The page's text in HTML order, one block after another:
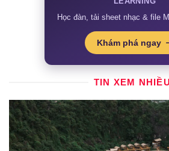
Học đàn, tải sheet nhạc & file
Khám phá ngay
TIN XEM NHIỀU